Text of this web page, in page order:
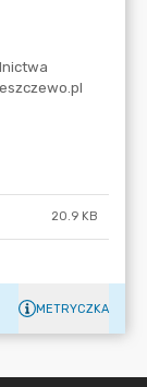
20.9 KB
METRYCZKA